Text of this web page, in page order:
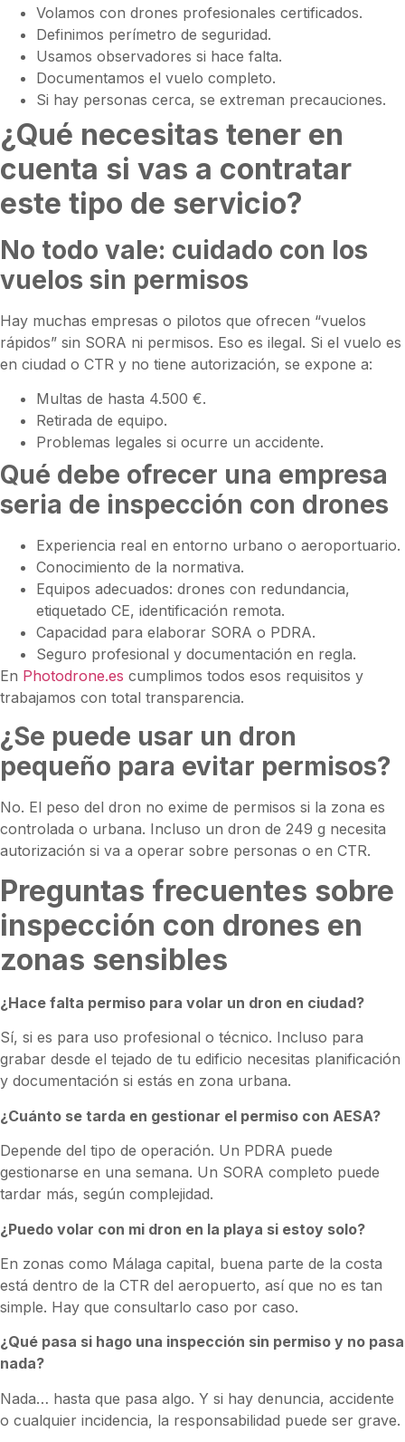
Volamos con drones profesionales certificados.
Definimos perímetro de seguridad.
Usamos observadores si hace falta.
Documentamos el vuelo completo.
Si hay personas cerca, se extreman precauciones.
¿Qué necesitas tener en
cuenta si vas a contratar
este tipo de servicio?
No todo vale: cuidado con los
vuelos sin permisos
Hay muchas empresas o pilotos que ofrecen “vuelos
rápidos” sin SORA ni permisos. Eso es ilegal. Si el vuelo es
en ciudad o CTR y no tiene autorización, se expone a:
Multas de hasta 4.500 €.
Retirada de equipo.
Problemas legales si ocurre un accidente.
Qué debe ofrecer una empresa
seria de inspección con drones
Experiencia real en entorno urbano o aeroportuario.
Conocimiento de la normativa.
Equipos adecuados: drones con redundancia,
etiquetado CE, identificación remota.
Capacidad para elaborar SORA o PDRA.
Seguro profesional y documentación en regla.
En Photodrone.es cumplimos todos esos requisitos y
trabajamos con total transparencia.
¿Se puede usar un dron
pequeño para evitar permisos?
No. El peso del dron no exime de permisos si la zona es
controlada o urbana. Incluso un dron de 249 g necesita
autorización si va a operar sobre personas o en CTR.
Preguntas frecuentes sobre
inspección con drones en
zonas sensibles
¿Hace falta permiso para volar un dron en ciudad?
Sí, si es para uso profesional o técnico. Incluso para
grabar desde el tejado de tu edificio necesitas planificación
y documentación si estás en zona urbana.
¿Cuánto se tarda en gestionar el permiso con AESA?
Depende del tipo de operación. Un PDRA puede
gestionarse en una semana. Un SORA completo puede
tardar más, según complejidad.
¿Puedo volar con mi dron en la playa si estoy solo?
En zonas como Málaga capital, buena parte de la costa
está dentro de la CTR del aeropuerto, así que no es tan
simple. Hay que consultarlo caso por caso.
¿Qué pasa si hago una inspección sin permiso y no pasa
nada?
Nada… hasta que pasa algo. Y si hay denuncia, accidente
o cualquier incidencia, la responsabilidad puede ser grave.